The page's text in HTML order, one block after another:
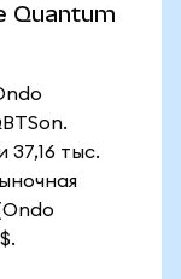
Quantum
тыс.